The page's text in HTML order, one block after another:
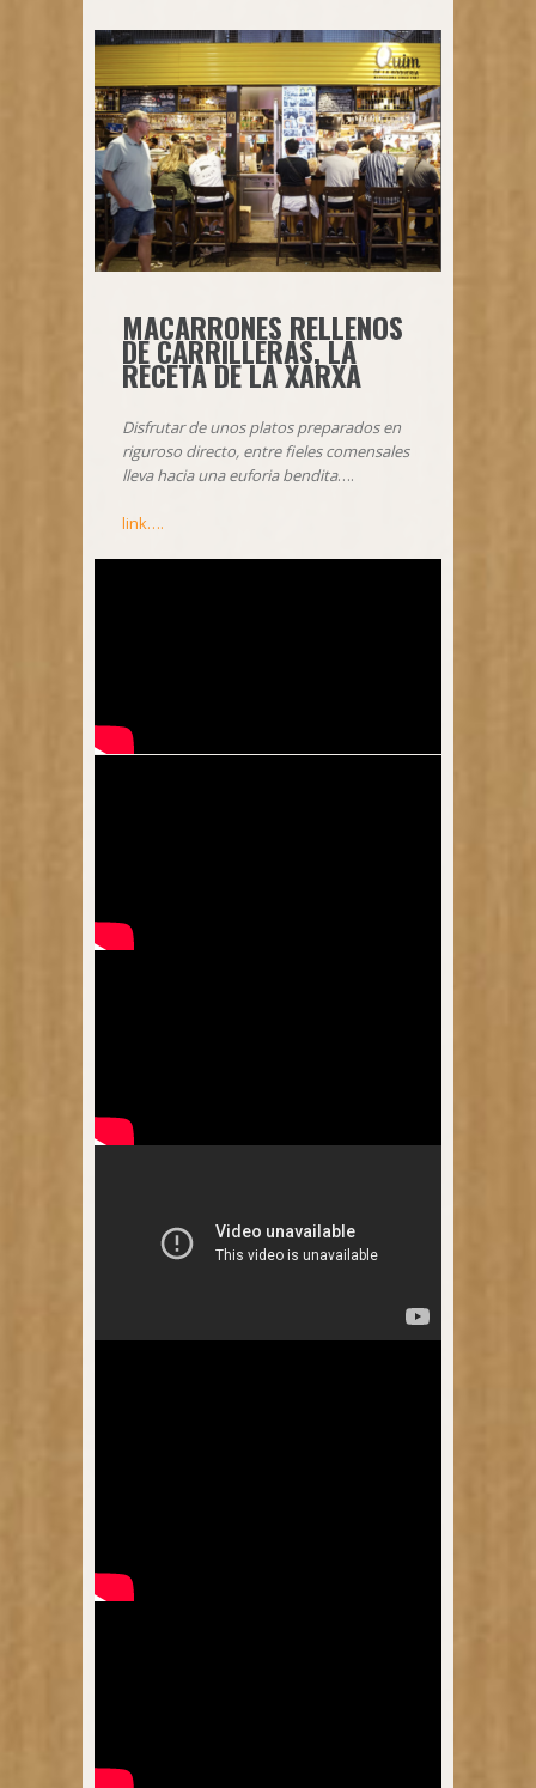
MACARRONES RELLENOS
DE CARRILLERAS, LA
RECETA DE LA XARXA
Disfrutar de unos platos preparados en
riguroso directo, entre fieles comensales
lleva hacia una euforia bendita….
link….